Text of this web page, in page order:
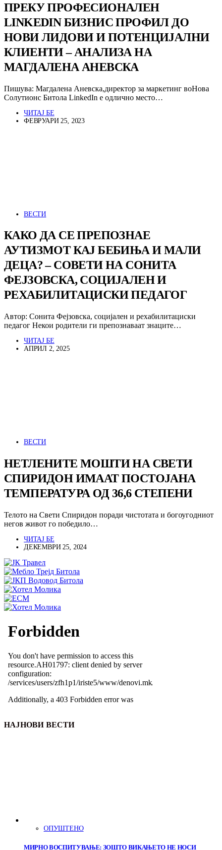
ПРЕКУ ПРОФЕСИОНАЛЕН
LINKEDIN БИЗНИС ПРОФИЛ ДО
НОВИ ЛИДОВИ И ПОТЕНЦИЈАЛНИ
КЛИЕНТИ – АНАЛИЗА НА
МАГДАЛЕНА АНЕВСКА
Пишува: Магдалена Аневска,директор за маркетинг воНова
Солутионс Битола LinkedIn е одлично место…
ЧИТАЈ БЕ
ФЕВРУАРИ 25, 2023
ВЕСТИ
КАКО ДА СЕ ПРЕПОЗНАЕ
АУТИЗМОТ КАЈ БЕБИЊА И МАЛИ
ДЕЦА? – СОВЕТИ НА СОНИТА
ФЕЈЗОВСКА, СОЦИЈАЛЕН И
РЕХАБИЛИТАЦИСКИ ПЕДАГОГ
Автор: Сонита Фејзовска, социјален и рехабилитациски
педагог Некои родители ги препознаваат знаците…
ЧИТАЈ БЕ
АПРИЛ 2, 2025
ВЕСТИ
НЕТЛЕНИТЕ МОШТИ НА СВЕТИ
СПИРИДОН ИМААТ ПОСТОЈАНА
ТЕМПЕРАТУРА ОД 36,6 СТЕПЕНИ
Телото на Свети Спиридон поради чистотата и богоугодниот
негов живот го победило…
ЧИТАЈ БЕ
ДЕКЕМВРИ 25, 2024
НАЈНОВИ ВЕСТИ
ОПУШТЕНО
МИРНО ВОСПИТУВАЊЕ: ЗОШТО ВИКАЊЕТО НЕ НОСИ